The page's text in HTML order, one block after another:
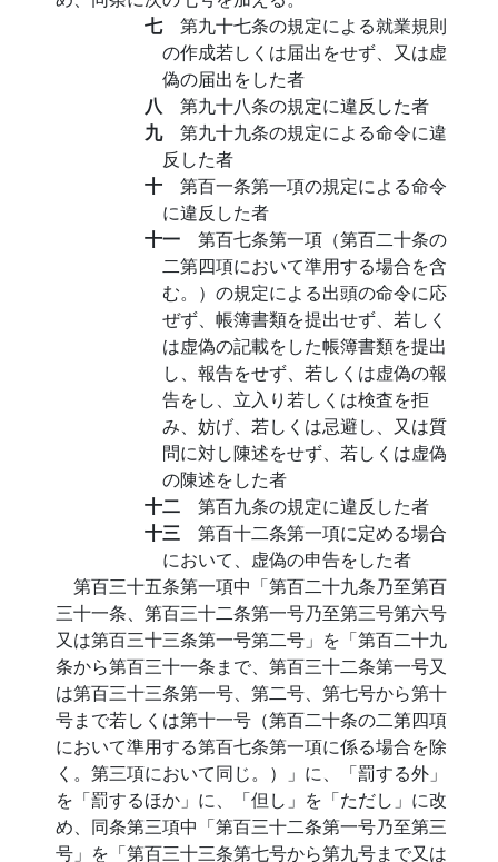
七 第九十七条の規定による就業規則
の作成若しくは届出をせず、又は虚
偽の届出をした者
八 第九十八条の規定に違反した者
九 第九十九条の規定による命令に違
反した者
十 第百一条第一項の規定による命令
に違反した者
十一 第百七条第一項（第百二十条の
二第四項において準用する場合を含
む。）の規定による出頭の命令に応
ぜず、帳簿書類を提出せず、若しく
は虚偽の記載をした帳簿書類を提出
し、報告をせず、若しくは虚偽の報
告をし、立入り若しくは検査を拒
み、妨げ、若しくは忌避し、又は質
問に対し陳述をせず、若しくは虚偽
の陳述をした者
十二 第百九条の規定に違反した者
十三 第百十二条第一項に定める場合
において、虚偽の申告をした者
第百三十五条第一項中「第百二十九条乃至第百
三十一条、第百三十二条第一号乃至第三号第六号
又は第百三十三条第一号第二号」を「第百二十九
条から第百三十一条まで、第百三十二条第一号又
は第百三十三条第一号、第二号、第七号から第十
号まで若しくは第十一号（第百二十条の二第四項
において準用する第百七条第一項に係る場合を除
く。第三項において同じ。）」に、「罰する外」
を「罰するほか」に、「但し」を「ただし」に改
め、同条第三項中「第百三十二条第一号乃至第三
号」を「第百三十三条第七号から第九号まで又は